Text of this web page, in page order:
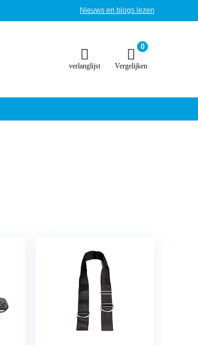
Nieuws en blogs lezen
verlanglijst
0
Vergelijken